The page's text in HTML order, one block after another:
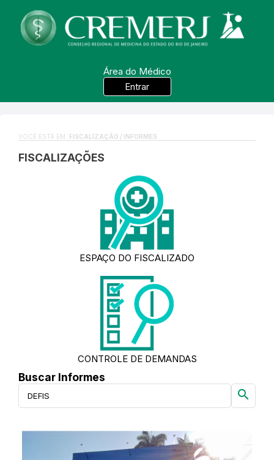
Área do Médico
Entrar
VOCÊ ESTÁ EM: FISCALIZAÇÃO / INFORMES
FISCALIZAÇÕES
ESPAÇO DO FISCALIZADO
CONTROLE DE DEMANDAS
Buscar Informes
search